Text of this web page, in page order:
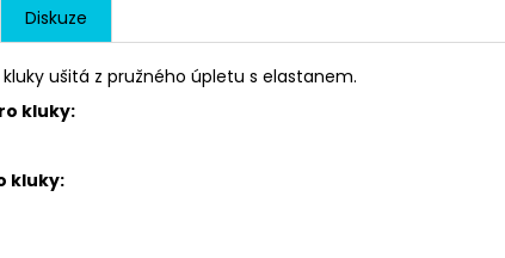
Diskuze
ušitá z pružného úpletu s elastanem.
kluky:
kluky: